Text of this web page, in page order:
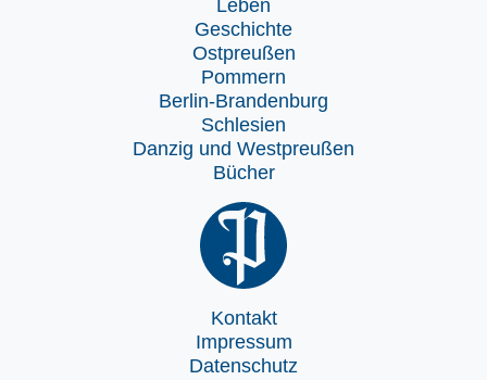
Leben
Geschichte
Ostpreußen
Pommern
Berlin-Brandenburg
Schlesien
Danzig und Westpreußen
Bücher
Kontakt
Impressum
Datenschutz